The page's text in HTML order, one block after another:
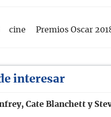
cine Premios Oscar
interesar
Cate Blanchett y